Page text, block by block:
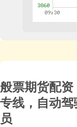
般票期货配
专线，自动
员